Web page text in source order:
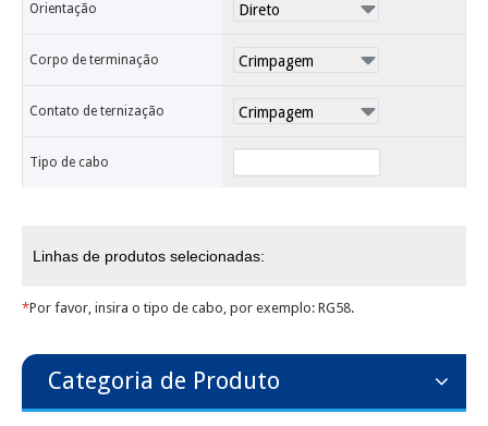
Orientação
Corpo de terminação
Contato de ternização
Tipo de cabo
Linhas de produtos selecionadas:
*Por favor, insira o tipo de cabo, por exemplo: RG58.
Categoria de Produto